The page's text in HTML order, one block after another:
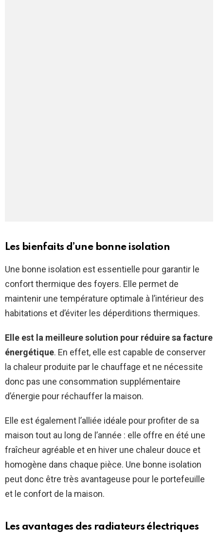
Les bienfaits d’une bonne isolation
Une bonne isolation est essentielle pour garantir le
confort thermique des foyers. Elle permet de
maintenir une température optimale à l’intérieur des
habitations et d’éviter les déperditions thermiques.
Elle est la meilleure solution pour réduire sa facture
énergétique. En effet, elle est capable de conserver
la chaleur produite par le chauffage et ne nécessite
donc pas une consommation supplémentaire
d’énergie pour réchauffer la maison.
Elle est également l’alliée idéale pour profiter de sa
maison tout au long de l’année : elle offre en été une
fraîcheur agréable et en hiver une chaleur douce et
homogène dans chaque pièce. Une bonne isolation
peut donc être très avantageuse pour le portefeuille
et le confort de la maison.
Les avantages des radiateurs électriques